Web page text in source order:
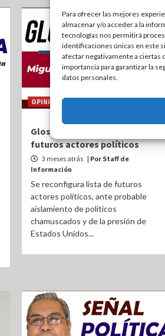
Para ofrecer las mejores
almacenar y/o acceder a la
tecnologías nos permitirá
identificaciones únicas en este
afectar negativamente a ciertas
importancia para garantizar la
datos personales.
OPINIÓN
Glosas | Se reconfigura lista de
futuros actores políticos
3 meses atrás | Por Staff de
Información
Se reconfigura lista de futuros
actores políticos, ante probable
aislamiento de políticos
chamuscados y de la presión de
Estados Unidos...